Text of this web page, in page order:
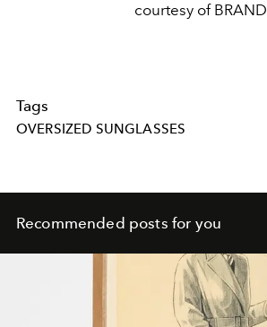
courtesy of BRAND
Tags
OVERSIZED SUNGLASSES
Recommended posts for you